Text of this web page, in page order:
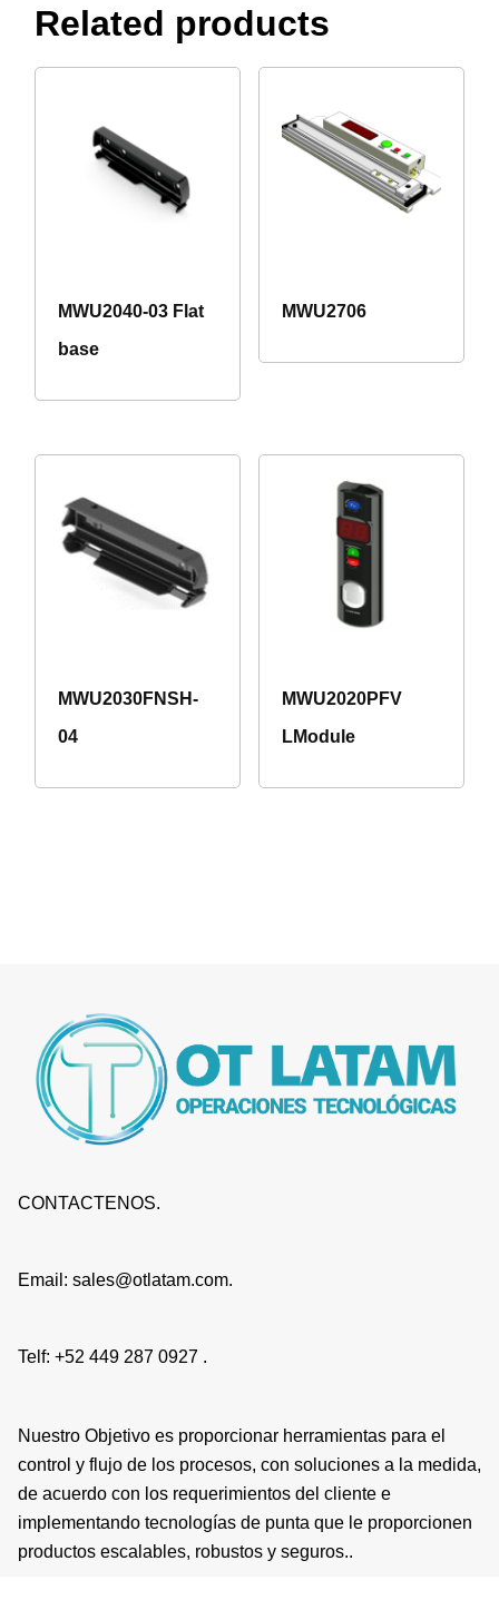
Related products
MWU2040-03 Flat
base
MWU2706
MWU2030FNSH-
04
MWU2020PFV
LModule
CONTACTENOS.
Email: sales@otlatam.com.
Telf: +52 449 287 0927 .
Nuestro Objetivo es proporcionar herramientas para el
control y flujo de los procesos, con soluciones a la medida,
de acuerdo con los requerimientos del cliente e
implementando tecnologías de punta que le proporcionen
productos escalables, robustos y seguros..